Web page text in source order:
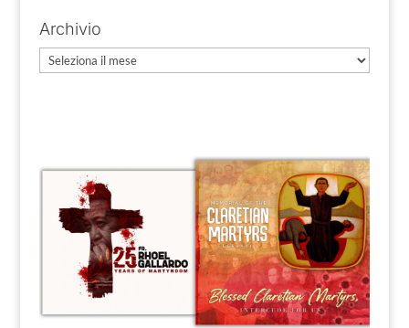
Archivio
Archivio